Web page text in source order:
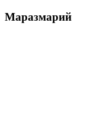
Маразмарий